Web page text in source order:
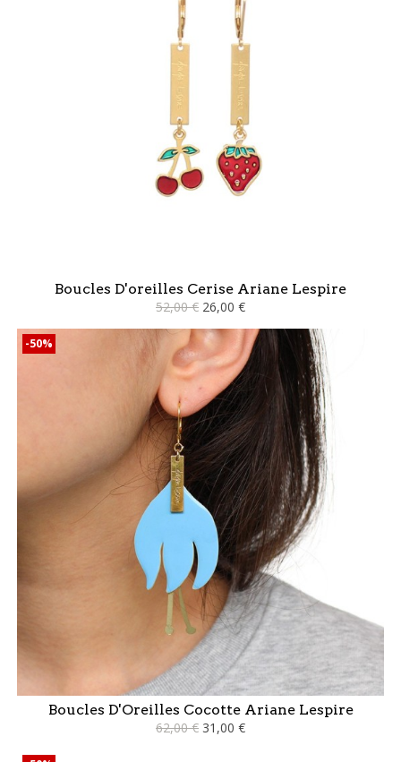
Boucles D'oreilles Cerise Ariane Lespire
52,00 € 26,00 €
Boucles D'Oreilles Cocotte Ariane Lespire
62,00 € 31,00 €
-50%